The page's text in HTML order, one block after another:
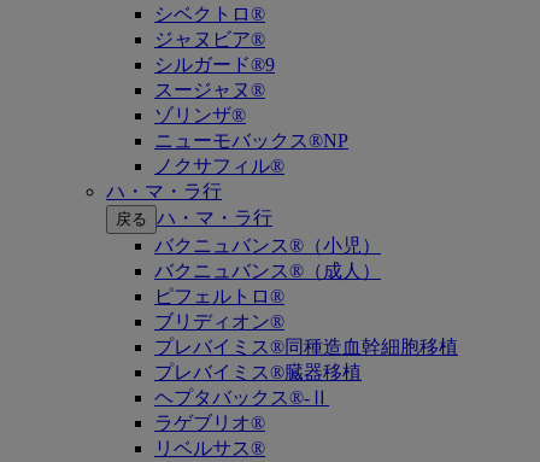
シベクトロ®
ジャヌビア®
シルガード®9
スージャヌ®
ゾリンザ®
ニューモバックス®NP
ノクサフィル®
ハ・マ・ラ行
戻る ハ・マ・ラ行
バクニュバンス®（小児）
バクニュバンス®（成人）
ピフェルトロ®
ブリディオン®
プレバイミス®同種造血幹細胞移植
プレバイミス®臓器移植
ヘプタバックス®-Ⅱ
ラゲブリオ®
リベルサス®